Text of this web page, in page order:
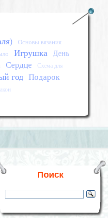
Основы вязания
Игрушка День
Сердце
Схема для
год Подарок
Поиск